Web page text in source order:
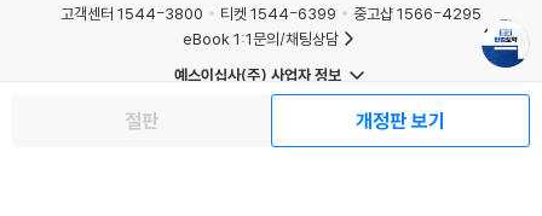
절판 개정판 보기
고객센터 1544-3800 티켓 1544-6399
중고샵 1566-4295
eBook 1:1문의/채팅상담
예스이십사(주) 사업자 정보
이용약관
청소년보호정책
거래처관계자께